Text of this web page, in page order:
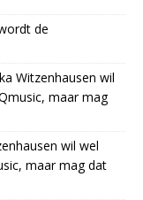
de
Witzenhausen wil
maar mag
wil wel
maar mag dat